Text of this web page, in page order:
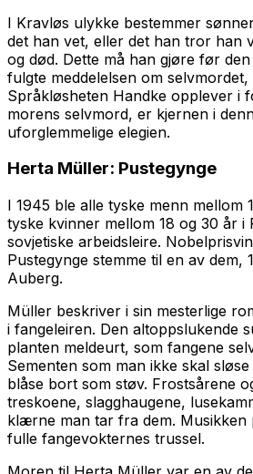
I Kravløs ulykke bestemmer
det han vet, eller det han tror han
og død. Dette må han gjøre før
fulgte meddelelsen om
Språkløsheten Handke opplever i
morens selvmord, er kjernen i
uforglemmelige elegien.
Herta Müller: Pustegynge
I 1945 ble alle tyske menn mellom
tyske kvinner mellom 18 og 30 år i
sovjetiske arbeidsleire.
Pustegynge stemme til en av dem,
Auberg.
Müller beskriver i sin mesterlige
i fangeleiren. Den altoppslukende
planten meldeurt, som fangene
Sementen som man ikke skal
blåse bort som støv. Frostsårene
treskoene, slagghaugene,
klærne man tar fra dem. Musikken
fulle fangevokternes trussel.